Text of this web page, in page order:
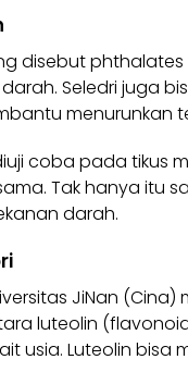
disebut
Seledri juga
menurunkan
coba pada tikus
Tak hanya itu
darah.
JiNan
luteolin
usia. Luteolin bisa